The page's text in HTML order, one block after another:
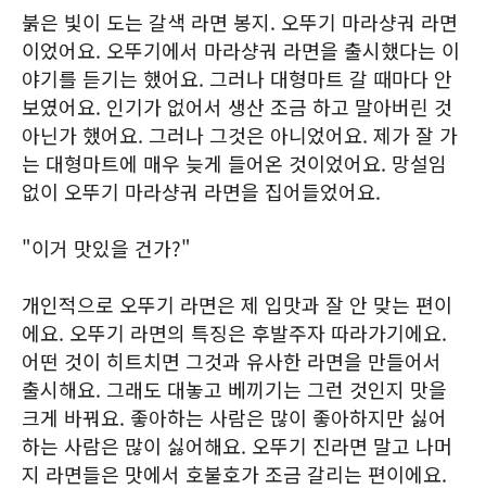
붉은 빛이 도는 갈색 라면 봉지. 오뚜기 마라샹궈 라면
이었어요. 오뚜기에서 마라샹궈 라면을 출시했다는 이
야기를 듣기는 했어요. 그러나 대형마트 갈 때마다 안
보였어요. 인기가 없어서 생산 조금 하고 말아버린 것
아닌가 했어요. 그러나 그것은 아니었어요. 제가 잘 가
는 대형마트에 매우 늦게 들어온 것이었어요. 망설임
없이 오뚜기 마라샹궈 라면을 집어들었어요.
"이거 맛있을 건가?"
개인적으로 오뚜기 라면은 제 입맛과 잘 안 맞는 편이
에요. 오뚜기 라면의 특징은 후발주자 따라가기에요.
어떤 것이 히트치면 그것과 유사한 라면을 만들어서
출시해요. 그래도 대놓고 베끼기는 그런 것인지 맛을
크게 바꿔요. 좋아하는 사람은 많이 좋아하지만 싫어
하는 사람은 많이 싫어해요. 오뚜기 진라면 말고 나머
지 라면들은 맛에서 호불호가 조금 갈리는 편이에요.